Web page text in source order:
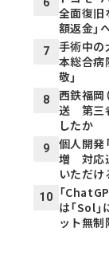
全面復
額返金」
7
手術中
本総合病
敬」
8
西鉄福岡
送 第三
したか
9
個人開発
増 対応
いただけ
10
「
は「Sol
ット無制